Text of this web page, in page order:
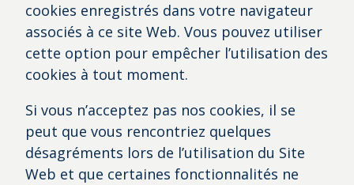
cookies enregistrés dans votre navigateur
associés à ce site Web. Vous pouvez utiliser
cette option pour empêcher l’utilisation des
cookies à tout moment.
Si vous n’acceptez pas nos cookies, il se
peut que vous rencontriez quelques
désagréments lors de l’utilisation du Site
Web et que certaines fonctionnalités ne